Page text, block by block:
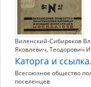
Виленский-Сибиряков
Яковлевич, Теодорович
Каторга и
Всесоюзное общество
поселенцев